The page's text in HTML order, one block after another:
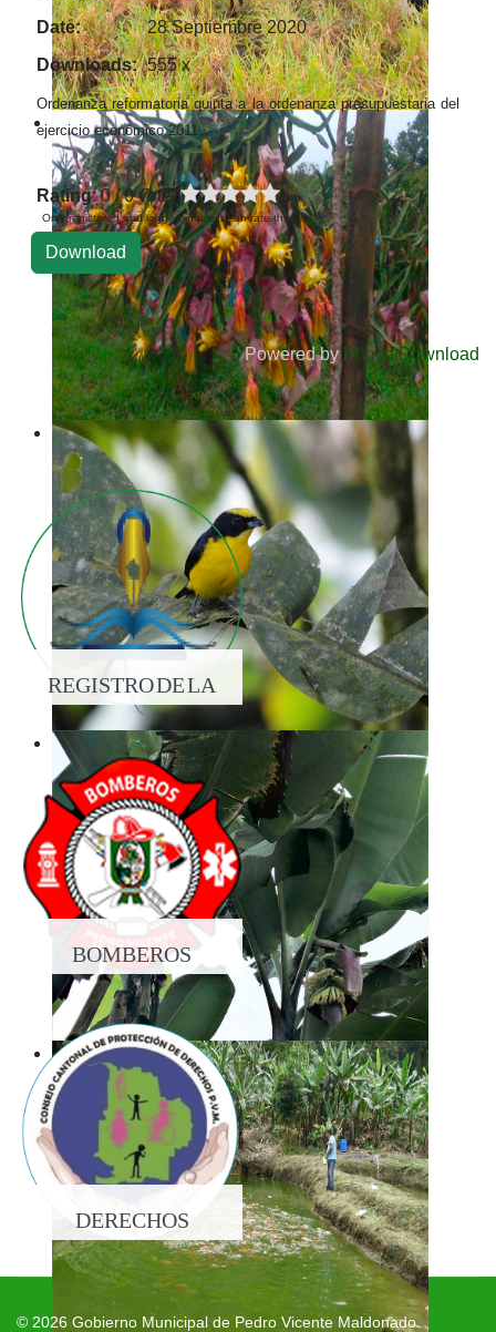
Date:
28 Septiembre 2020
Downloads: 555 x
Ordenanza reformatoria quinta a la ordenanza presupuestaria del
ejercicio económico 2011.
Rating: 0 / 0 vote
Only registered and logged in users can rate this file
Powered by Phoca Download
REGISTRO DE LA
PROPIEDAD
BOMBEROS
DERECHOS
© 2026 Gobierno Municipal de Pedro Vicente Maldonado